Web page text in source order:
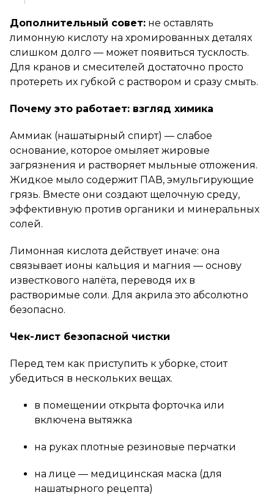
Дополнительный совет: не оставлять
лимонную кислоту на хромированных деталях
слишком долго — может появиться тусклость.
Для кранов и смесителей достаточно просто
протереть их губкой с раствором и сразу смыть.
Почему это работает: взгляд химика
Аммиак (нашатырный спирт) — слабое
основание, которое омыляет жировые
загрязнения и растворяет мыльные отложения.
Жидкое мыло содержит ПАВ, эмульгирующие
грязь. Вместе они создают щелочную среду,
эффективную против органики и минеральных
солей.
Лимонная кислота действует иначе: она
связывает ионы кальция и магния — основу
известкового налёта, переводя их в
растворимые соли. Для акрила это абсолютно
безопасно.
Чек-лист безопасной чистки
Перед тем как приступить к уборке, стоит
убедиться в нескольких вещах.
в помещении открыта форточка или
включена вытяжка
на руках плотные резиновые перчатки
на лице — медицинская маска (для
нашатырного рецепта)